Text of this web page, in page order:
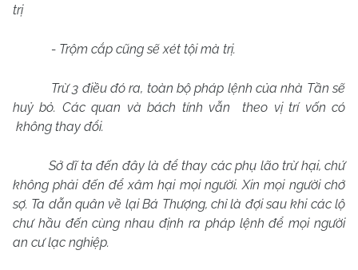
trị
- Trộm cắp cũng sẽ xét tội mà trị.
Trừ 3 điều đó ra, toàn bộ pháp lệnh của nhà Tần sẽ
huỷ bỏ. Các quan và bách tính vẫn
theo vị trí vốn có
không thay đổi.
Sở dĩ ta đến đây là để thay các phụ lão trừ hại, chứ
không phải đến để xâm hại mọi người. Xin mọi người chớ
sợ. Ta dẫn quân về lại Bá Thượng, chỉ là đợi sau khi các lộ
chư hầu đến cùng nhau định ra pháp lệnh để mọi người
an cư lạc nghiệp.